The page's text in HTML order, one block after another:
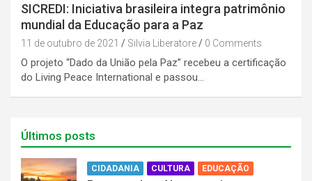
SICREDI: Iniciativa brasileira integra patrimônio
mundial da Educação para a Paz
11 de outubro de 2021 Silvia Liberatore 0 Comments
O projeto “Dado da União pela Paz” recebeu a certificação
do Living Peace International e passou…
Últimos posts
CIDADANIA CULTURA EDUCAÇÃO